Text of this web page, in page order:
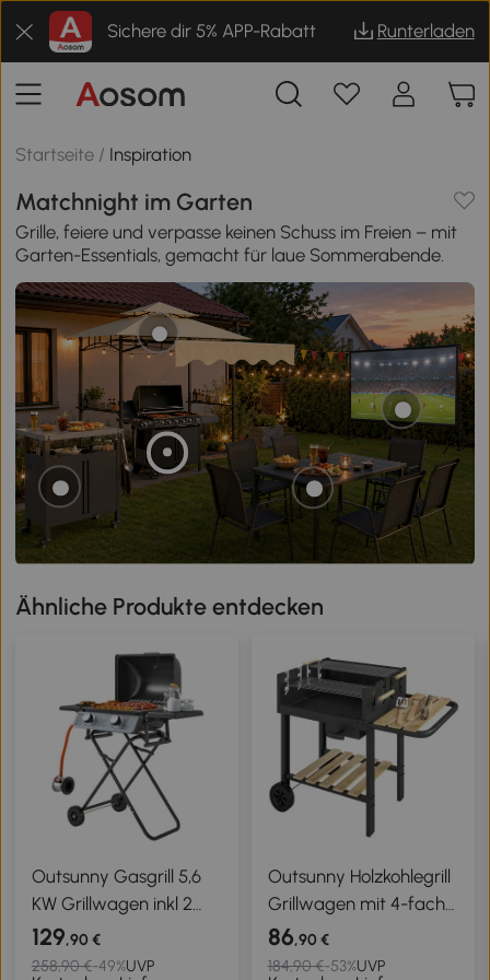
Sichere dir 5% APP-Rabatt Runterladen
Startseite / Inspiration
Matchnight im Garten
Grille, feiere und verpasse keinen Schuss im Freien – mit
Garten-Essentials, gemacht für laue Sommerabende.
Ähnliche Produkte entdecken
Outsunny Gasgrill 5,6
KW Grillwagen inkl 2
Edelstahl-Brenner
klappbar
129,90 €
258,90 €-49%UVP
Outsunny Holzkohlegrill
Grillwagen mit 4-fach
höhenverstellbarer
Grillrost 2 Holzablage 2
86,90 €
184,90 €-53%UVP